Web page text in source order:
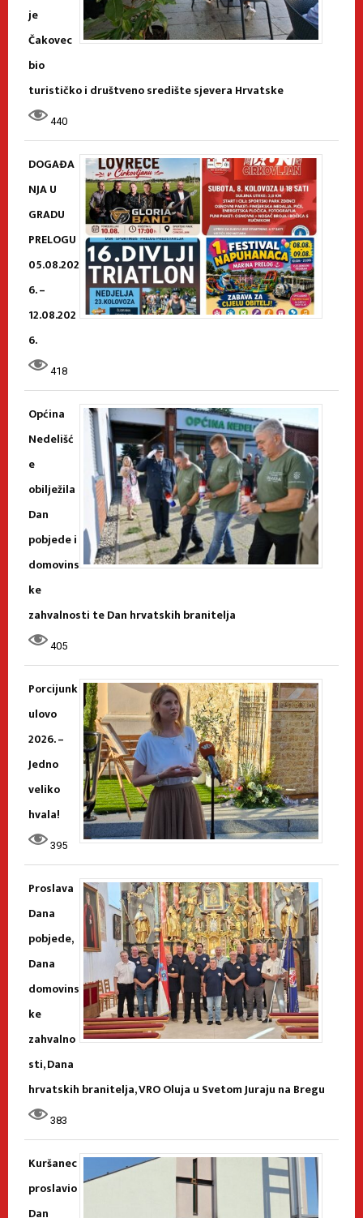
je
Čakovec
bio
turističko i društveno središte sjevera Hrvatske
440
DOGAĐA
NJA U
GRADU
PRELOGU
05.08.202
6. –
12.08.202
6.
418
Općina
Nedelišć
e
obilježila
Dan
pobjede i
domovins
ke
zahvalnosti te Dan hrvatskih branitelja
405
Porcijunk
ulovo
2026. –
Jedno
veliko
hvala!
395
Proslava
Dana
pobjede,
Dana
domovins
ke
zahvalno
sti, Dana
hrvatskih branitelja, VRO Oluja u Svetom Juraju na Bregu
383
Kuršanec
proslavio
Dan